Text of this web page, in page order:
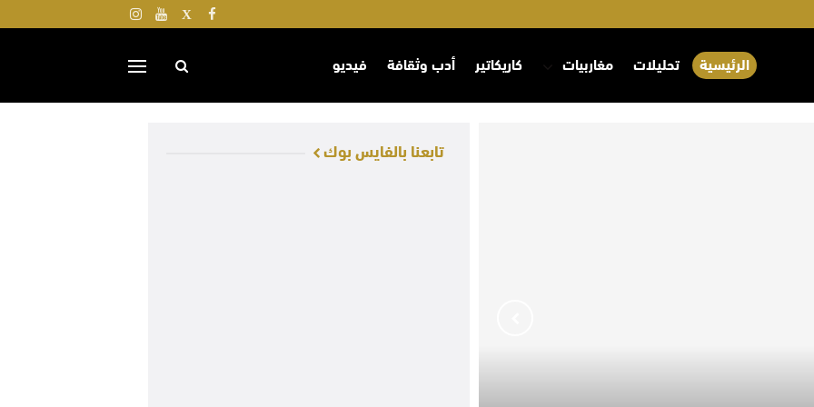
الرئيسية تحليلات مغاربيات كاريكاتير أدب وثقافة فيديو
تابعنا بالفايس بوك